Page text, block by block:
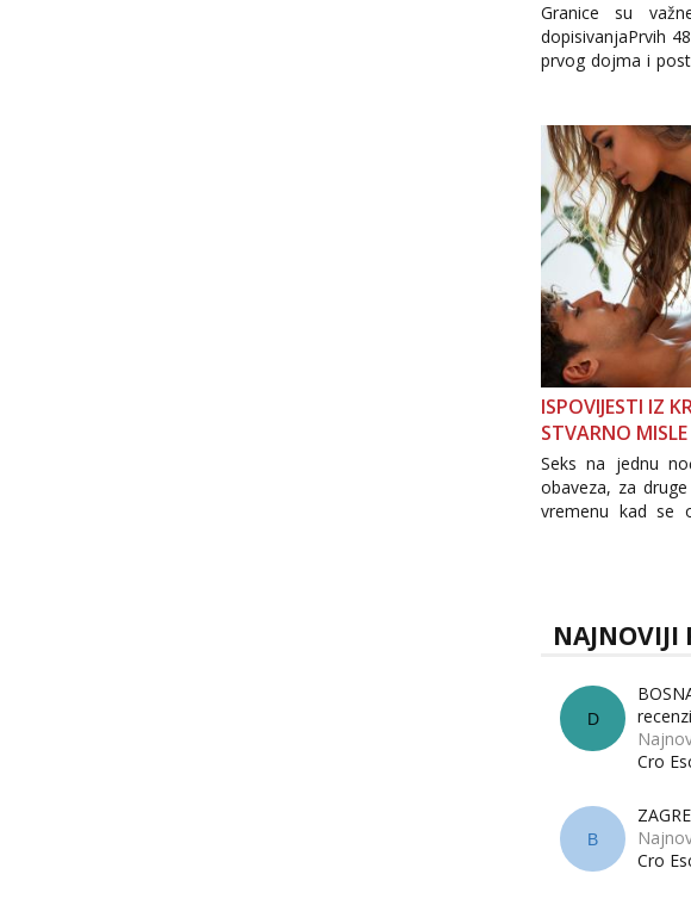
Granice su
dopisivanjaPrvih
prvog dojma i
Važno je izbjeći
informacija, jer
povjerenje.
ISPOVIJESTI IZ
STVARNO
Seks na jednu
obaveza, za
vremenu kad se
tema „jedne noći
NAJNOVIJI
D
Cro
B
Cro